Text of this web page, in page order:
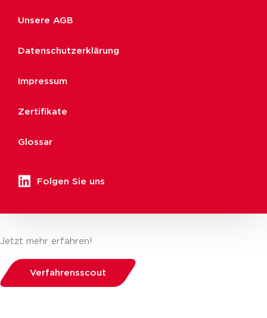
Unsere AGB
Datenschutzerklärung
Impressum
Zertifikate
Glossar
Folgen Sie uns
Jetzt mehr erfahren!
Verfahrensscout